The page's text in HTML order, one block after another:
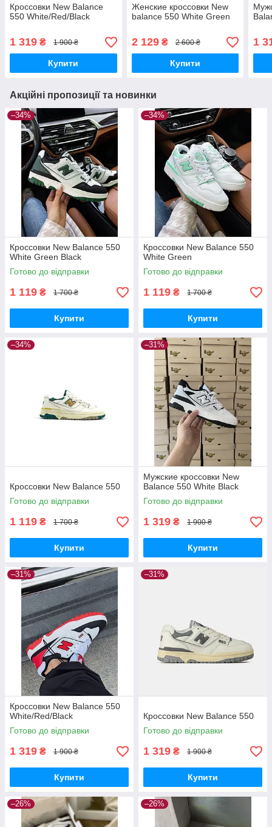
Кроссовки New Balance
550 White/Red/Black
1 319 ₴ 1 900 ₴
Купити
Женские кроссовки New
balance 550 White Green
2 129₴ 2 600 ₴
Купити
1
Акційні пропозиції та новинки
–34%
Кроссовки New Balance 550
White Green Black
Готово до відправки
1 119 ₴ 1 700 ₴
Купити
–34%
Кроссовки New Balance 550
White Green
Готово до відправки
1 119 ₴ 1 700 ₴
Купити
–34%
Кроссовки New Balance 550
Готово до відправки
1 119 ₴ 1 700 ₴
Купити
–31%
Мужские кроссовки New
Balance 550 White Black
Готово до відправки
1 319 ₴ 1 900 ₴
Купити
–31%
Кроссовки New Balance 550
White/Red/Black
Готово до відправки
1 319 ₴ 1 900 ₴
Купити
–31%
Кроссовки New Balance 550
Готово до відправки
1 319 ₴ 1 900 ₴
Купити
–26% –26%